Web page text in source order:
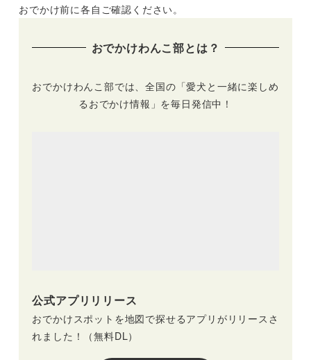
おでかけ前に各自ご確認ください。
おでかけわんこ部とは？
おでかけわんこ部では、全国の「愛犬と一緒に楽しめ
るおでかけ情報」を毎日発信中！
公式アプリリリース
おでかけスポットを地図で探せるアプリがリリースさ
れました！（無料DL）